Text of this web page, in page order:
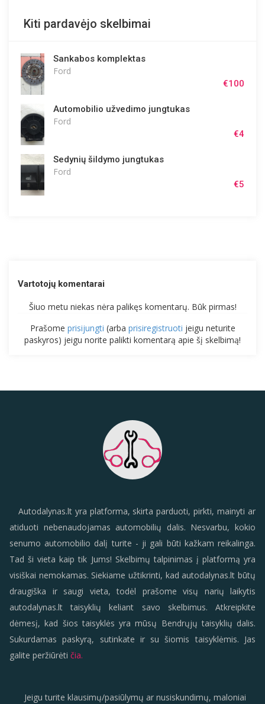
Kiti pardavėjo skelbimai
Sankabos komplektas
Ford
€100
Automobilio užvedimo jungtukas
Ford
€4
Sedynių šildymo jungtukas
Ford
€5
Vartotojų komentarai
Šiuo metu niekas nėra palikęs komentarų. Būk pirmas!
Prašome prisijungti (arba prisiregistruoti jeigu neturite
paskyros) jeigu norite palikti komentarą apie šį skelbimą!
Autodalynas.lt yra platforma, skirta parduoti, pirkti, mainyti ar
atiduoti nebenaudojamas automobilių dalis. Nesvarbu, kokio
senumo automobilio dalį turite - ji gali būti kažkam reikalinga.
Tad ši vieta kaip tik Jums! Skelbimų talpinimas į platformą yra
visiškai nemokamas. Siekiame užtikrinti, kad autodalynas.lt būtų
draugiška ir saugi vieta, todėl prašome visų narių laikytis
autodalynas.lt taisyklių keliant savo skelbimus. Atkreipkite
dėmesį, kad šios taisyklės yra mūsų Bendrųjų taisyklių dalis.
Sukurdamas paskyrą, sutinkate ir su šiomis taisyklėmis. Jas
galite peržiūrėti čia.
Jeigu turite klausimų/pasiūlymų ar nusiskundimų, maloniai